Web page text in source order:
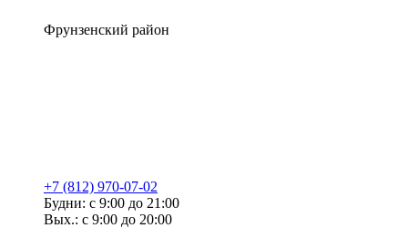
Фрунзенский район
+7 (812) 970-07-02
Будни: с 9:00 до 21:00
Вых.: с 9:00 до 20:00